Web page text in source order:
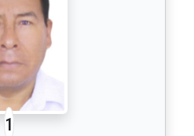
1